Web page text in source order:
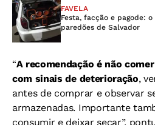
FAVELA
Festa, facção e pagode:
paredões de Salvador
“A recomendação é não
com sinais de deterioração,
antes de comprar e observar
armazenadas. Importante
consumir e deixar secar”,